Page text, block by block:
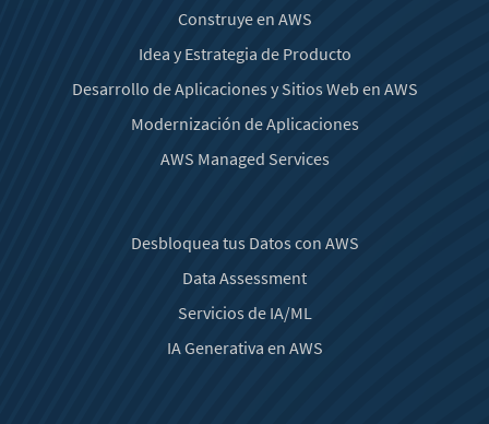
Construye en AWS
Idea y Estrategia de Producto
Desarrollo de Aplicaciones y Sitios Web en AWS
Modernización de Aplicaciones
AWS Managed Services
Desbloquea tus Datos con AWS
Data Assessment
Servicios de IA/ML
IA Generativa en AWS